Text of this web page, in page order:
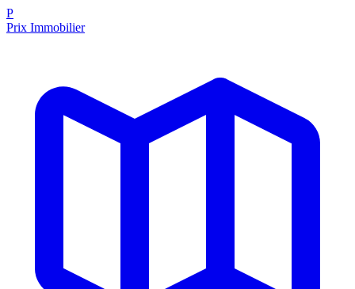
P
Prix Immobilier